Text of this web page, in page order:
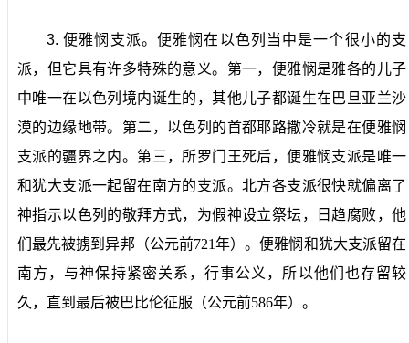
3.便雅悯支派。 便雅悯在以色列当中是一个很小的支
派，但它具有许多特殊的意义。第一，便雅悯是雅各的儿子
中唯一在以色列境内诞生的，其他儿子都诞生在巴旦亚兰沙
漠的边缘地带。第二，以色列的首都耶路撒冷就是在便雅悯
支派的疆界之内。第三，所罗门王死后，便雅悯支派是唯一
和犹大支派一起留在南方的支派。北方各支派很快就偏离了
神指示以色列的敬拜方式，为假神设立祭坛，日趋腐败，他
们最先被掳到异邦（公元前721年）。便雅悯和犹大支派留在
南方，与神保持紧密关系，行事公义，所以他们也存留较
久，直到最后被巴比伦征服（公元前586年）。